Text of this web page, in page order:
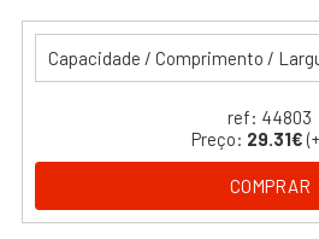
Capacidade / Comprimento /
ref: 44803
Preço: 29.31€
COMPRAR